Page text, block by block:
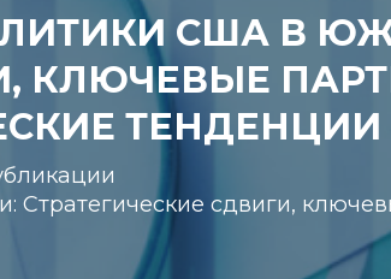
США В
КЛЮЧЕВЫЕ
ТЕНДЕНЦИИ
сдвиги,